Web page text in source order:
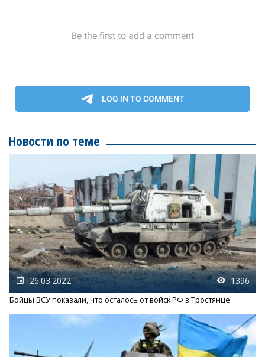
Новости по теме
26.03.2022 1396
Бойцы ВСУ показали, что осталось от войск РФ в Тростянце